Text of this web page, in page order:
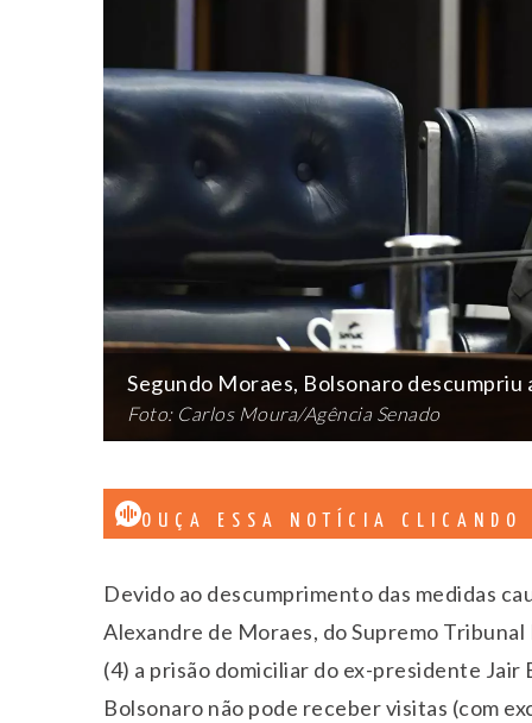
Segundo Moraes, Bolsonaro
Foto: Carlos Moura/Agência Senado
OUÇA ESSA NOTÍCIA CLICANDO
Devido ao descumprimento das medidas
Alexandre de Moraes, do Supremo
(4) a prisão domiciliar do ex-presidente Jair
Bolsonaro não pode receber visitas (com